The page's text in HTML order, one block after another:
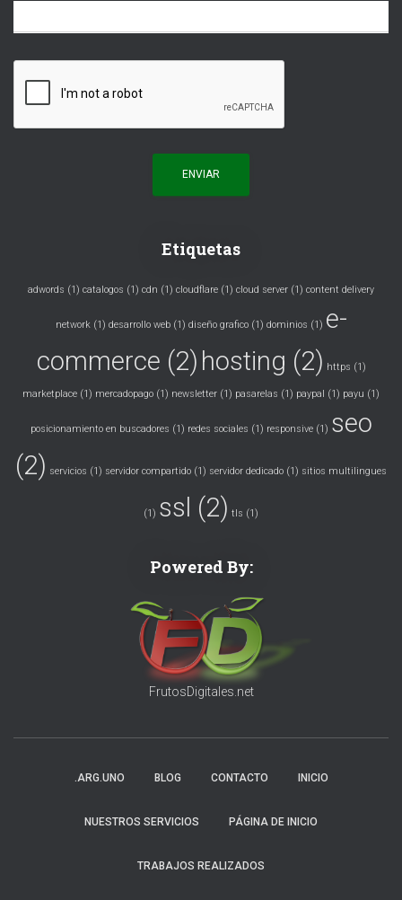
Etiquetas
adwords (1) catalogos (1) cdn (1) cloudflare (1) cloud server (1) content delivery
network(1) desarrollo web(1) diseño grafico(1) dominios (1) e-
commerce (2) hosting (2) https (1)
marketplace (1) mercadopago (1) newsletter (1) pasarelas (1) paypal (1) payu (1)
posicionamiento en buscadores (1) redes sociales (1) responsive(1) seo
(2) servicios (1) servidor compartido (1) servidor dedicado (1) sitios multilingues
(1) ssl (2) tls (1)
Powered By:
FrutosDigitales.net
.ARG.UNO BLOG CONTACTO INICIO
NUESTROS SERVICIOS PÁGINA DE INICIO
TRABAJOS REALIZADOS